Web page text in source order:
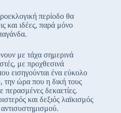
περίοδο θα
και ιδέες, παρά μόνο
με τάχα σημερινά
με προχθεσινά
εισηγούνται ένα εύκολο
την ώρα που η δική τους
δεκαετίες.
και δεξιός λαϊκισμός